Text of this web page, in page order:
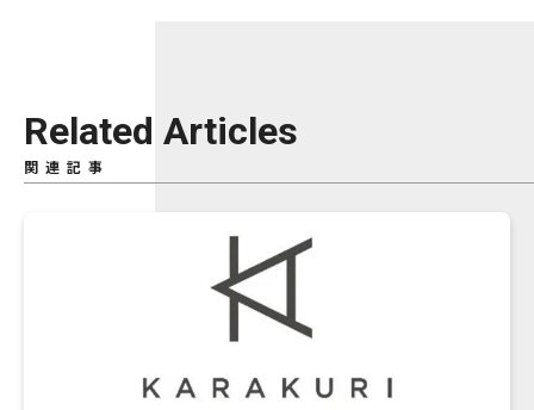
Related Articles
関連記事